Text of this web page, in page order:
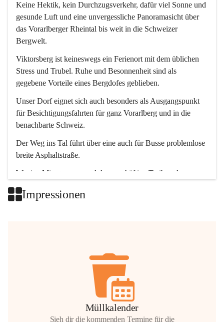
Keine Hektik, kein Durchzugsverkehr, dafür viel Sonne und
gesunde Luft und eine unvergessliche Panoramasicht über
das Vorarlberger Rheintal bis weit in die Schweizer
Bergwelt.
Viktorsberg ist keineswegs ein Ferienort mit dem üblichen
Stress und Trubel. Ruhe und Besonnenheit sind als
gegebene Vorteile eines Bergdofes geblieben.
Unser Dorf eignet sich auch besonders als Ausgangspunkt
für Besichtigungsfahrten für ganz Vorarlberg und in die
benachbarte Schweiz.
Der Weg ins Tal führt über eine auch für Busse problemlose
breite Asphaltstraße.
Wenige Minuten nur, und das geschäftige Treiben der
Impressionen
Müllkalender
Sieh dir die kommenden Termine für die